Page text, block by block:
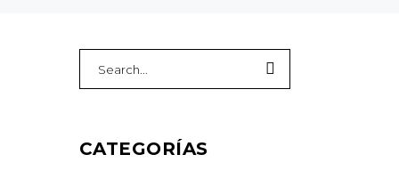
for:
CATEGORÍAS